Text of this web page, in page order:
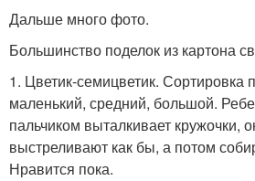
Дальше много фото.
Большинство поделок из картона
1. Цветик-семицветик. Сортировка
маленький, средний, большой.
пальчиком выталкивает кружочки,
выстреливают как бы, а потом
Нравится пока.